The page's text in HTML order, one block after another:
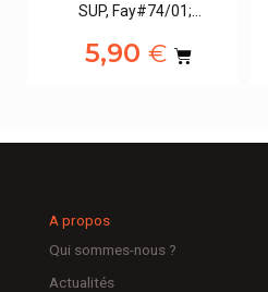
SUP, Fay#74/01;…
5,90 €
A propos
Qui sommes-nous ?
Actualités